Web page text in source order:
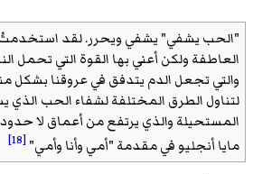
يشفي" يشفي ويحرر. لقد استخدمتُ كلمت
ولكن أعني بها القوة التي تحمل النجوم
تجعل الدم يتدفق في عروقنا بشكل
الطرق المختلفة لشفاء الحب الذي
والذي يرتفع من أعماق لا حدود لها".
أنجليو في مقدمة "أمي وأنا وأمي"[18]